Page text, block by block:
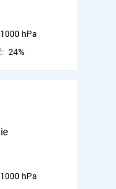
1000 hPa
24%
1000 hPa